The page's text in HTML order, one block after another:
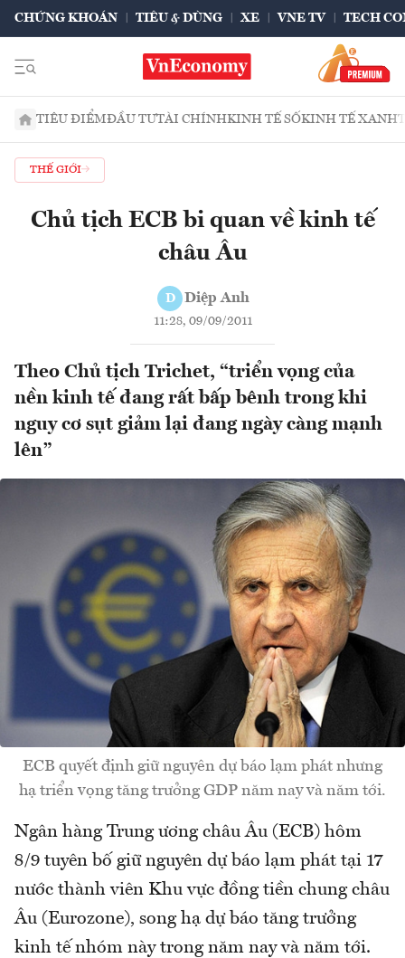
CHỨNG KHOÁN TIÊU & DÙNG XE VNE TV TECH
TIÊU ĐIỂMĐẦU TƯTÀI CHÍNHKINH TẾ SỐKINH TẾ XANH
THẾ GIỚI
Chủ tịch ECB bi quan về kinh tế
châu Âu
D Diệp Anh
11:28, 09/09/2011
Theo Chủ tịch Trichet, “triển vọng của
nền kinh tế đang rất bấp bênh trong khi
nguy cơ sụt giảm lại đang ngày càng mạnh
lên”
ECB quyết định giữ nguyên dự báo lạm phát nhưng
hạ triển vọng tăng trưởng GDP năm nay và năm tới.
Ngân hàng Trung ương châu Âu (ECB) hôm
8/9 tuyên bố giữ nguyên dự báo lạm phát tại 17
nước thành viên Khu vực đồng tiền chung châu
Âu (Eurozone), song hạ dự báo tăng trưởng
kinh tế nhóm này trong năm nay và năm tới.